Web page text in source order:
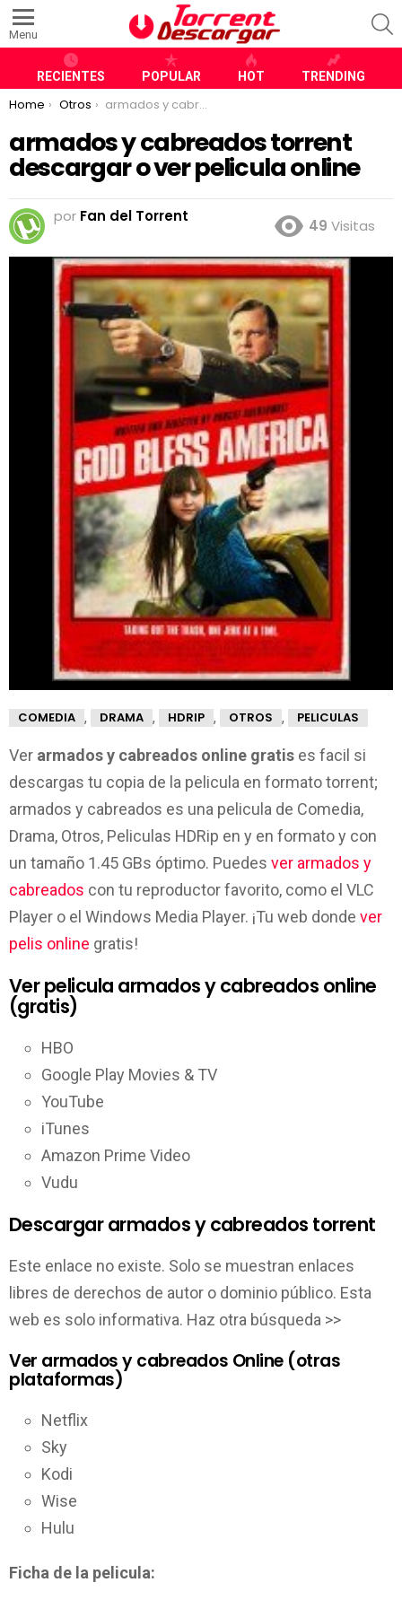
Menu
RECIENTES POPULAR HOT TRENDING
You are here:
Home Otros armados y cabreados torrent descargar o ver pelicula online
armados y cabreados torrent
descargar o ver pelicula online
por Fan del Torrent
49 Visitas
COMEDIA , DRAMA , HDRIP , OTROS , PELICULAS
Ver armados y cabreados online gratis es facil si
descargas tu copia de la pelicula en formato torrent;
armados y cabreados es una pelicula de Comedia,
Drama, Otros, Peliculas HDRip en y en formato y con
un tamaño 1.45 GBs óptimo. Puedes ver armados y
cabreados con tu reproductor favorito, como el VLC
Player o el Windows Media Player. ¡Tu web donde ver
pelis online gratis!
Ver pelicula armados y cabreados online
(gratis)
HBO
Google Play Movies & TV
YouTube
iTunes
Amazon Prime Video
Vudu
Descargar armados y cabreados torrent
Este enlace no existe. Solo se muestran enlaces
libres de derechos de autor o dominio público. Esta
web es solo informativa. Haz otra búsqueda >>
Ver armados y cabreados Online (otras
plataformas)
Netflix
Sky
Kodi
Wise
Hulu
Ficha de la pelicula: